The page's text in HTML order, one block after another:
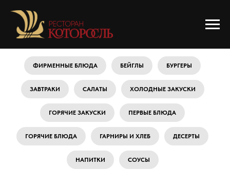
ФИРМЕННЫЕ БЛЮДА БЕЙГЛЫ БУРГЕРЫ
ЗАВТРАКИ САЛАТЫ ХОЛОДНЫЕ ЗАКУСКИ
ГОРЯЧИЕ ЗАКУСКИ ПЕРВЫЕ БЛЮДА
ГОРЯЧИЕ БЛЮДА ГАРНИРЫ И ХЛЕБ ДЕСЕРТЫ
НАПИТКИ СОУСЫ